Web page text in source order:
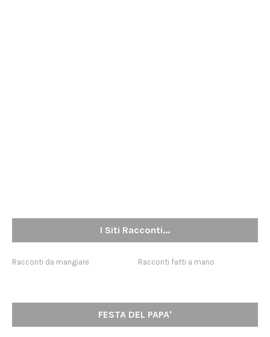
I Siti Racconti...
Racconti da mangiare Racconti fatti a mano
FESTA DEL PAPA'